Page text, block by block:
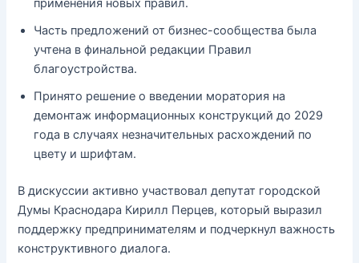
применения новых правил.
Часть предложений от бизнес-сообщества была
учтена в финальной редакции Правил
благоустройства.
Принято решение о введении моратория на
демонтаж информационных конструкций до 2029
года в случаях незначительных расхождений по
цвету и шрифтам.
В дискуссии активно участвовал депутат городской
Думы Краснодара Кирилл Перцев, который выразил
поддержку предпринимателям и подчеркнул важность
конструктивного диалога.